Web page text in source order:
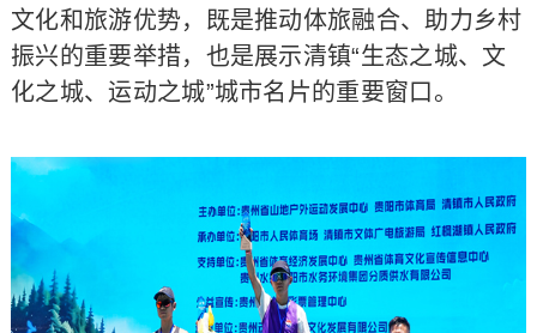
文化和旅游优势，既是推动体旅融合、助力乡村
振兴的重要举措，也是展示清镇“生态之城、文
化之城、运动之城”城市名片的重要窗口。